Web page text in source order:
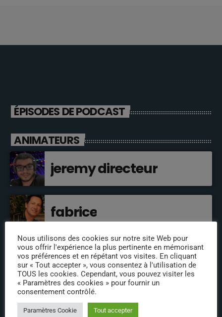
ÉPISODES DE PODCAST
ANIMATEURS
jeremy directeur
fabrice
annabelle
INFOS
Nous utilisons des cookies sur notre site Web pour
vous offrir l'expérience la plus pertinente en mémorisant
vos préférences et en répétant vos visites. En cliquant
sur « Tout accepter », vous consentez à l'utilisation de
TOUS les cookies. Cependant, vous pouvez visiter les
« Paramètres des cookies » pour fournir un
consentement contrôlé.
Paramètres Cookie Tout accepter